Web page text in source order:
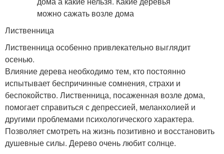
Лиственница
Лиственница особенно привлекательно выглядит
осенью.
Влияние дерева необходимо тем, кто постоянно
испытывает беспричинные сомнения, страхи и
беспокойство. Лиственница, посаженная возле дома,
помогает справиться с депрессией, меланхолией и
другими проблемами психологического характера.
Позволяет смотреть на жизнь позитивно и восстановить
душевные силы. Дерево очень любит солнце.